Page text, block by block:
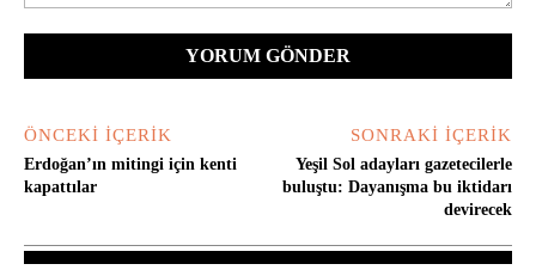
ÖNCEKI İÇERIK
Erdoğan’ın mitingi için kenti
kapattılar
SONRAKI İÇERIK
Yeşil Sol adayları gazetecilerle
buluştu: Dayanışma bu iktidarı
devirecek